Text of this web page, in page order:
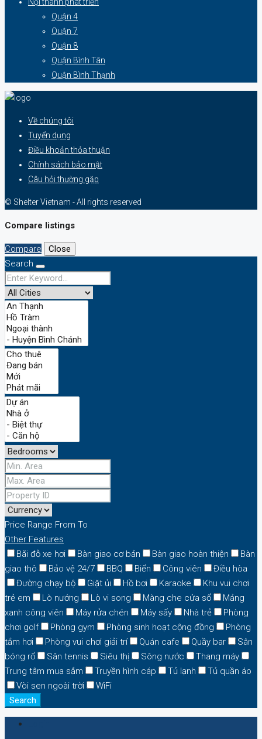
Quận 4
Quận 7
Quận 8
Quận Bình Tân
Quận Bình Thạnh
Về chúng tôi
Tuyển dụng
Điều khoản thỏa thuận
Chính sách bảo mật
Câu hỏi thường gặp
© Shelter Vietnam - All rights reserved
Compare listings
Compare
Close
Search
Price Range From To
Other Features
Bãi đỗ xe hơi
Bàn giao cơ bản Bàn giao hoàn thiện
Bàn
giao thô
Bảo vệ 24/7 BBQ Biển Công viên
Điều hòa
Đường chạy bộ
Giặt ủi Hồ bơi Karaoke
Khu vui chơi
trẻ em
Lò nướng Lò vi song Màng che cửa sổ
Mảng
xanh công viên
Máy rửa chén Máy sấy Nhà trẻ
Phòng
chơi golf
Phòng gym Phòng sinh hoạt cộng đồng
Phòng
tắm hơi
Phòng vui chơi giải trí Quán cafe Quầy bar
Sân
bóng rổ
Sân tennis Siêu thị Sông nước
Thang máy
Trung tâm mua sắm
Truyền hình cáp Tủ lạnh
Tủ quần áo
Vòi sen ngoài trời
WiFi
Search